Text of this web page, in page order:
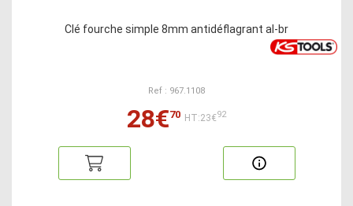
Clé fourche simple 8mm antidéflagrant al-br
Ref : 967.1108
28€70 HT:23€92